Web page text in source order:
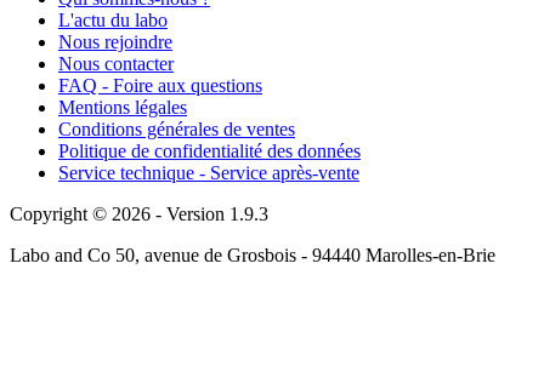
L'actu du labo
Nous rejoindre
Nous contacter
FAQ - Foire aux questions
Mentions légales
Conditions générales de ventes
Politique de confidentialité des données
Service technique - Service après-vente
Copyright © 2026 - Version 1.9.3
Labo and Co 50, avenue de Grosbois - 94440 Marolles-en-Brie